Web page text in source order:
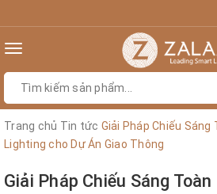
Toggle
Trang chủ Tin tức Giải Pháp Chiếu Sáng
Lighting cho Dự Án Giao Thông
Giải Pháp Chiếu Sáng